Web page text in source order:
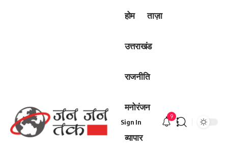
होम ताज़ा
उत्तराखंड
राजनीति
मनोरंजन
व्यापार
Sign In
9